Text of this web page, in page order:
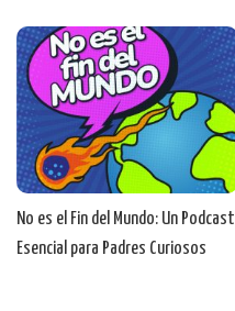
No es el Fin del Mundo: Un Podcast
Esencial para Padres Curiosos